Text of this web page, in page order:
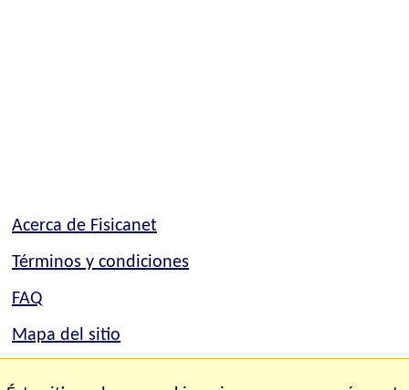
Acerca de Fisicanet
Términos y condiciones
FAQ
Mapa del sitio